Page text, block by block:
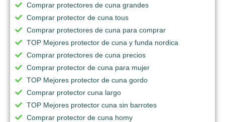
Comprar protectores de cuna grandes
Comprar protector de cuna tous
Comprar protectores de cuna para comprar
TOP Mejores protector de cuna y funda nordica
Comprar protectores de cuna precios
Comprar protector de cuna para mujer
TOP Mejores protector de cuna gordo
Comprar protector cuna largo
TOP Mejores protector cuna sin barrotes
Comprar protector de cuna homy